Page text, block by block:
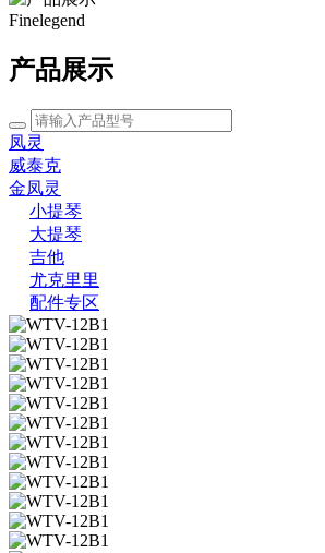
Finelegend
产品展示
凤灵
威泰克
金凤灵
小提琴
大提琴
吉他
尤克里里
配件专区